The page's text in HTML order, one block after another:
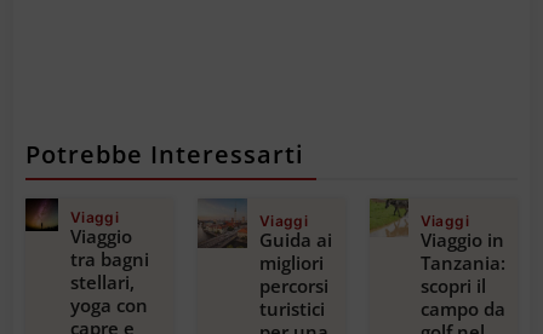
Potrebbe Interessarti
Viaggi
Viaggio
tra bagni
stellari,
yoga con
capre e
Viaggi
Guida ai
migliori
percorsi
turistici
Viaggi
Viaggio in
Tanzania:
scopri il
campo da